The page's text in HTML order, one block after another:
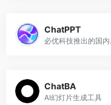
ChatPPT
必优
ChatBA
AI幻灯片生成工具